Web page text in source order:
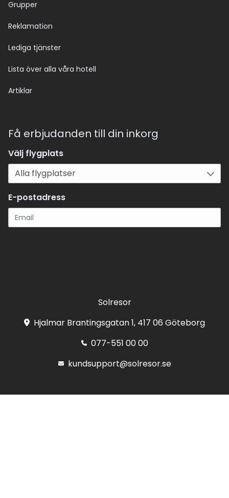
Grupper
Reklamation
Lediga tjänster
Lista över alla våra hotell
Artiklar
Få erbjudanden till din inkorg
Välj flygplats
E-postadress
Solresor
Hjalmar Brantingsgatan 1, 417 06 Göteborg
077-551 00 00
kundsupport@solresor.se